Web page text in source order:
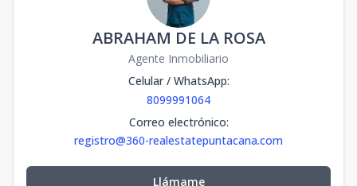
ABRAHAM DE LA ROSA
Agente Inmobiliario
Celular / WhatsApp:
8099991064
Correo electrónico:
registro@360-realestatepuntacana.com
Llámame